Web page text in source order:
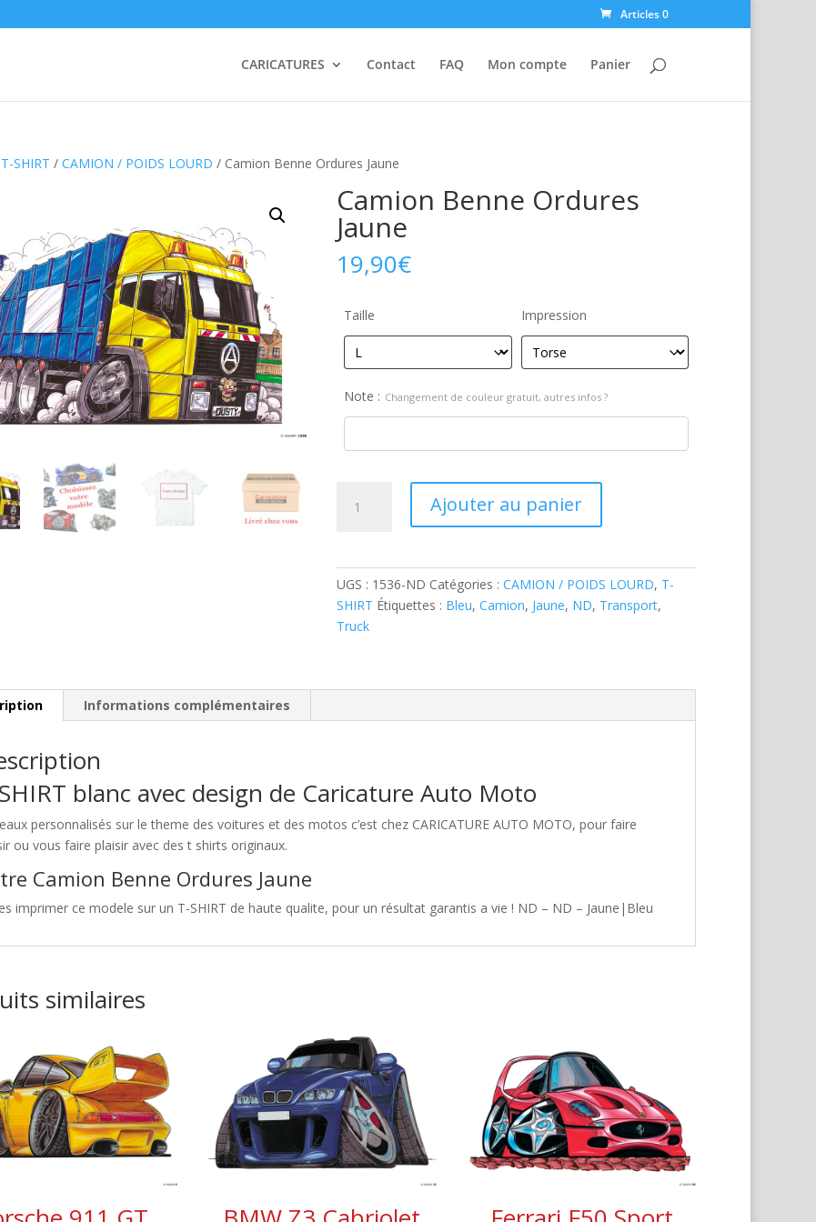
Articles 0
CARICATURES Contact FAQ Mon compte Panier
T-SHIRT / CAMION / POIDS LOURD / Camion Benne Ordures Jaune
Camion Benne Ordures
Jaune
19,90€
Taille Impression
Note : Changement de couleur gratuit, autres infos ?
Ajouter au panier
UGS : 1536-ND Catégories :CAMION / POIDS LOURD, T-
SHIRT Étiquettes : Bleu,Camion, Jaune, ND, Transport,
Truck
Informations complémentaires
blanc avec design de Caricature Auto Moto
personnalisés sur le theme des voitures et des motos c’est chez CARICATURE AUTO MOTO, pour faire
ou vous faire plaisir avec des t shirts originaux.
Camion Benne Ordures Jaune
imprimer ce modele sur un T-SHIRT de haute qualite, pour un résultat garantis a vie ! ND – ND – Jaune|Bleu
similaires